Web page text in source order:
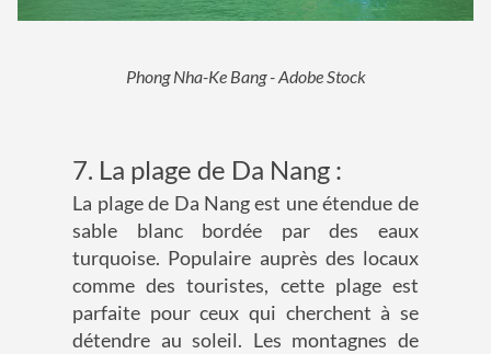
Phong Nha-Ke Bang - Adobe Stock
7. La plage de Da Nang :
La plage de Da Nang est une étendue de
sable blanc bordée par des eaux
turquoise. Populaire auprès des locaux
comme des touristes, cette plage est
parfaite pour ceux qui cherchent à se
détendre au soleil. Les montagnes de